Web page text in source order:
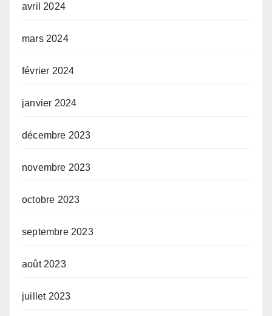
avril 2024
mars 2024
février 2024
janvier 2024
décembre 2023
novembre 2023
octobre 2023
septembre 2023
août 2023
juillet 2023